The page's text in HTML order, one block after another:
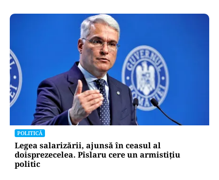
POLITICĂ
Legea salarizării, ajunsă în ceasul al
doisprezecelea. Pîslaru cere un armistițiu
politic